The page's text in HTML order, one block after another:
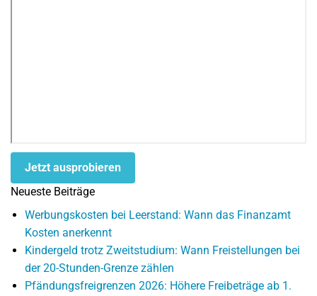
Jetzt ausprobieren
Neueste Beiträge
Werbungskosten bei Leerstand: Wann das Finanzamt
Kosten anerkennt
Kindergeld trotz Zweitstudium: Wann Freistellungen bei
der 20-Stunden-Grenze zählen
Pfändungsfreigrenzen 2026: Höhere Freibeträge ab 1.